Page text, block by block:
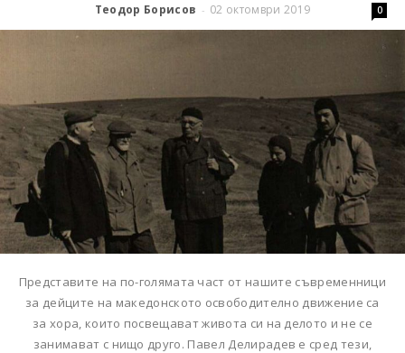
Теодор Борисов - 02 октомври 2019 0
Представите на по-голямата част от нашите съвременници
за дейците на македонското освободително движение са
за хора, които посвещават живота си на делото и не се
занимават с нищо друго. Павел Делирадев е сред тези,